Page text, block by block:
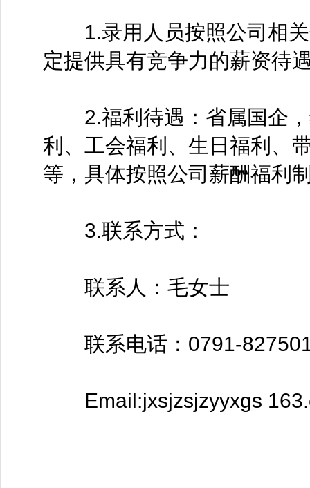
1.录用人员按照公司相关
定提供具有竞争力的薪资待
2.福利待遇：省属国企，
利、工会福利、生日福利、
等，具体按照公司薪酬福利
3.联系方式：
联系人：毛女士
联系电话：0791-
Email:jxsjzsjzyyxgs